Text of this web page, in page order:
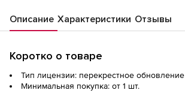
Описание Характеристики Отзывы
Коротко о товаре
Тип лицензии: перекрестное обновление
Минимальная покупка: от 1 шт.